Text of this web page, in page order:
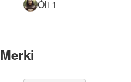
Óli 1
Merki